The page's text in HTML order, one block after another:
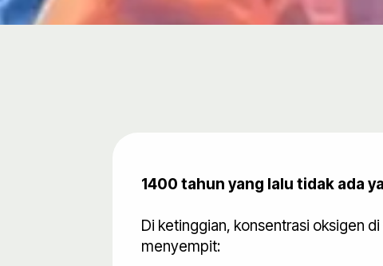
1400 tahun yang lalu tidak ada
Di ketinggian, konsentrasi oksigen
menyempit: